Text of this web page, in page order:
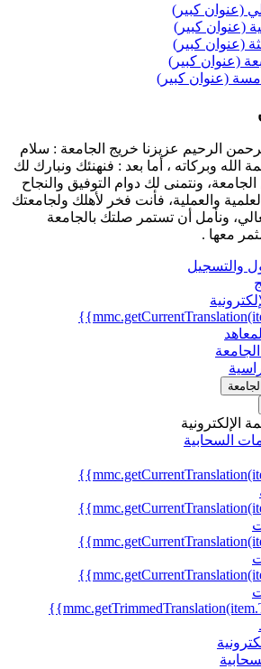
(عنوان كبير)
(عنوان كبير)
(عنوان كبير)
(عنوان كبير)
(عنوان كبير)
الرحيم عزيزنا خريج الجامعة : سلام
الله وبركاته ، أما بعد : فنهنئك ونبارك لك
ونتمنى لك دوام التوفيق والنجاح
والعملية، فأنت فخر لأهلك ولجامعتك
ونأمل أن تستمر صلتك بالجامعة
معها .
والتسجيل
الإلكترونية
السحابية